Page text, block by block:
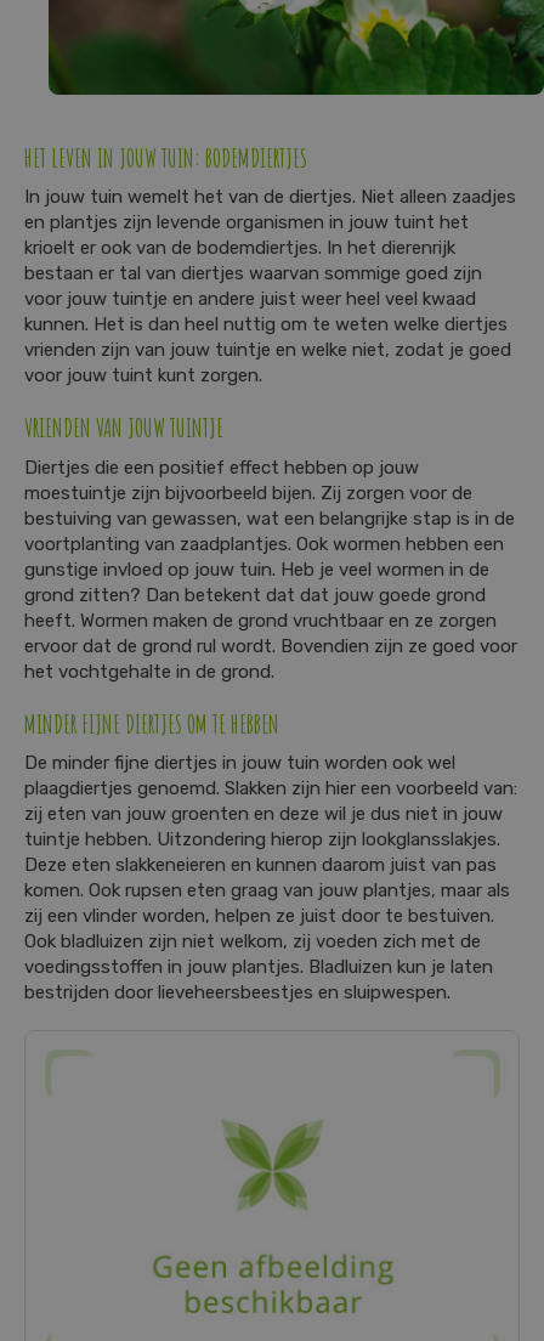
HET LEVEN IN JOUW TUIN: BODEMDIERTJES
In jouw tuin wemelt het van de diertjes. Niet alleen zaadjes
en plantjes zijn levende organismen in jouw tuint het
krioelt er ook van de bodemdiertjes. In het dierenrijk
bestaan er tal van diertjes waarvan sommige goed zijn
voor jouw tuintje en andere juist weer heel veel kwaad
kunnen. Het is dan heel nuttig om te weten welke diertjes
vrienden zijn van jouw tuintje en welke niet, zodat je goed
voor jouw tuint kunt zorgen.
VRIENDEN VAN JOUW TUINTJE
Diertjes die een positief effect hebben op jouw
moestuintje zijn bijvoorbeeld bijen. Zij zorgen voor de
bestuiving van gewassen, wat een belangrijke stap is in de
voortplanting van zaadplantjes. Ook wormen hebben een
gunstige invloed op jouw tuin. Heb je veel wormen in de
grond zitten? Dan betekent dat dat jouw goede grond
heeft. Wormen maken de grond vruchtbaar en ze zorgen
ervoor dat de grond rul wordt. Bovendien zijn ze goed voor
het vochtgehalte in de grond.
MINDER FIJNE DIERTJES OM TE HEBBEN
De minder fijne diertjes in jouw tuin worden ook wel
plaagdiertjes genoemd. Slakken zijn hier een voorbeeld van:
zij eten van jouw groenten en deze wil je dus niet in jouw
tuintje hebben. Uitzondering hierop zijn lookglansslakjes.
Deze eten slakkeneieren en kunnen daarom juist van pas
komen. Ook rupsen eten graag van jouw plantjes, maar als
zij een vlinder worden, helpen ze juist door te bestuiven.
Ook bladluizen zijn niet welkom, zij voeden zich met de
voedingsstoffen in jouw plantjes. Bladluizen kun je laten
bestrijden door lieveheersbeestjes en sluipwespen.